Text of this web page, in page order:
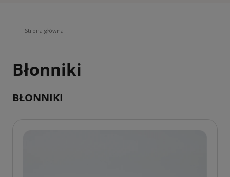
Strona główna
Błonniki
BŁONNIKI